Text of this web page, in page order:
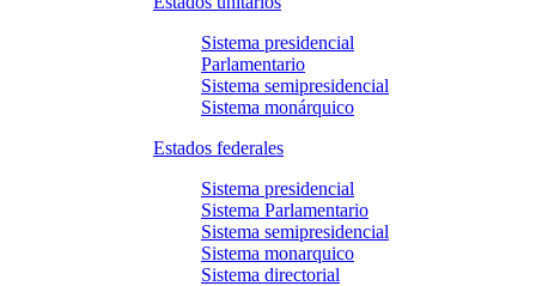
Sistema presidencial
Parlamentario
Sistema semipresidencial
Sistema monárquico
Estados federales
Sistema presidencial
Sistema Parlamentario
Sistema semipresidencial
Sistema monarquico
Sistema directorial